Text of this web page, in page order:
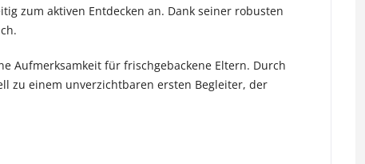
zum aktiven Entdecken an. Dank seiner robusten
Aufmerksamkeit für frischgebackene Eltern. Durch
zu einem unverzichtbaren ersten Begleiter, der